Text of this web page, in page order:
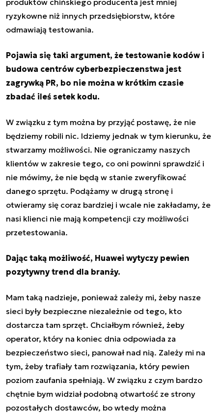
ryzykowne niż innych przedsiębiorstw, które
odmawiają testowania.
Pojawia się taki argument, że testowanie kodów i
budowa centrów cyberbezpieczenstwa jest
zagrywką PR, bo nie można w krótkim czasie
zbadać ileś setek kodu.
W związku z tym można by przyjąć postawę, że nie
będziemy robili nic. Idziemy jednak w tym kierunku, że
stwarzamy możliwości. Nie ograniczamy naszych
klientów w zakresie tego, co oni powinni sprawdzić i
nie mówimy, że nie będą w stanie zweryfikować
danego sprzętu. Podążamy w drugą stronę i
otwieramy się coraz bardziej i wcale nie zakładamy, że
nasi klienci nie mają kompetencji czy możliwości
przetestowania.
Dając taką możliwość, Huawei wytyczy pewien
pozytywny trend dla branży.
Mam taką nadzieje, ponieważ zależy mi, żeby nasze
sieci były bezpieczne niezależnie od tego, kto
dostarcza tam sprzęt. Chciałbym również, żeby
operator, który na koniec dnia odpowiada za
bezpieczeństwo sieci, panował nad nią. Zależy mi na
tym, żeby trafiały tam rozwiązania, który pewien
poziom zaufania spełniają. W związku z czym bardzo
chętnie bym widział podobną otwartość ze strony
pozostałych dostawców, bo wtedy można